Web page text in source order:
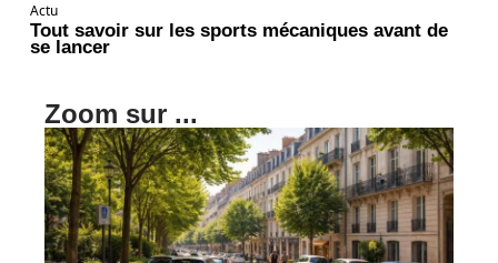
Actu
Tout savoir sur les sports mécaniques avant de
se lancer
Zoom sur ...